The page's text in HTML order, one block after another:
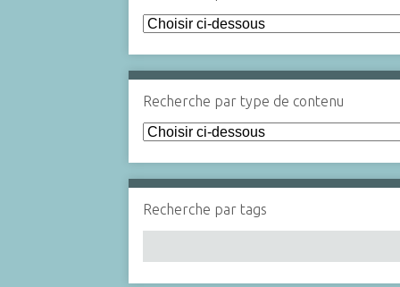
Recherche par type de contenu
Recherche par tags